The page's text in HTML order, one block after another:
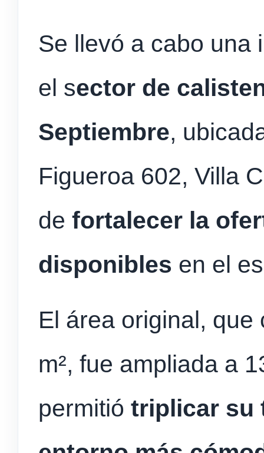
Se llevó a cabo una
el sector de
Septiembre,
Figueroa 602, Villa
de fortalecer la
disponibles en el
El área original,
m², fue ampliada a
permitió triplicar su